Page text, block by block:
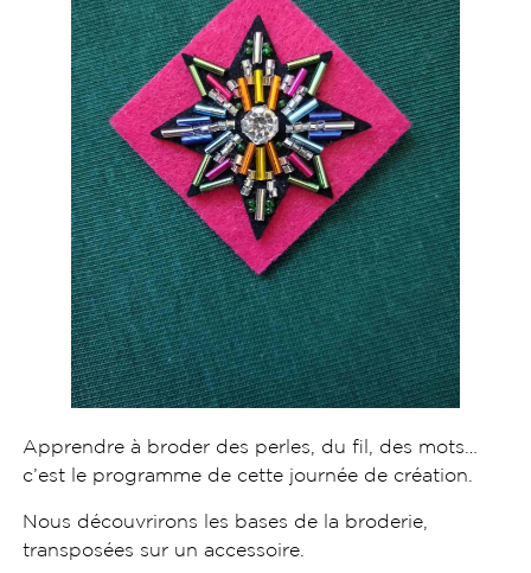
Apprendre à broder des perles, du fil, des mots…
c’est le programme de cette journée de création.
Nous découvrirons les bases de la broderie,
transposées sur un accessoire.